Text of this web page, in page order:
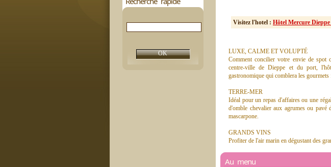
Visitez l'hotel : Hôtel Mercure
LUXE, CALME ET VOLUPTÉ
Comment concilier votre envie de spot
centre-ville de Dieppe et du port,
gastronomique qui comblera les gourmets
TERRE-MER
Idéal pour un repas d'affaires ou une
d'omble chevalier aux agrumes ou pavé
mascarpone.
GRANDS VINS
Profiter de l'air marin en dégustant des
Au menu